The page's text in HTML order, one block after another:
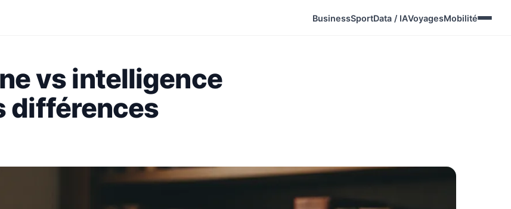
BusinessSportData / IAVoyagesMobilité
vs intelligence
différences